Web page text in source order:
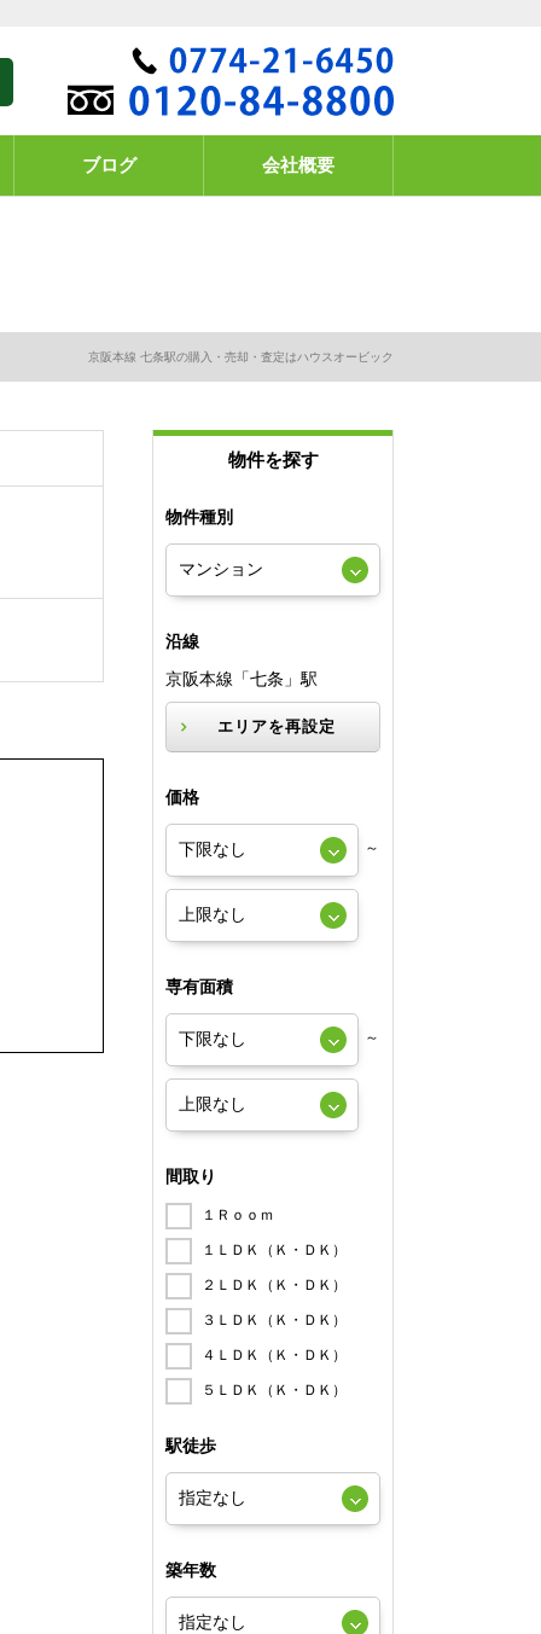
ブログ 会社概要
京阪本線 七条駅の購入・売却・査定はハウスオービック
物件を探す
物件種別
沿線
京阪本線「七条」駅
エリアを再設定
価格
～
専有面積
～
間取り
１Ｒｏｏｍ
１ＬＤＫ（Ｋ・ＤＫ）
２ＬＤＫ（Ｋ・ＤＫ）
３ＬＤＫ（Ｋ・ＤＫ）
４ＬＤＫ（Ｋ・ＤＫ）
５ＬＤＫ（Ｋ・ＤＫ）
駅徒歩
築年数